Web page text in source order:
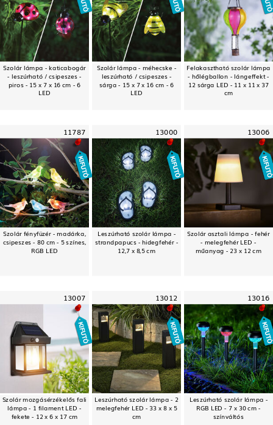
Szolár lámpa - katicabogár
- leszúrható / csipeszes -
piros - 15 x 7 x 16 cm - 6
LED
Szolár lámpa - méhecske -
leszúrható / csipeszes -
sárga - 15 x 7 x 16 cm - 6
LED
Felakasztható szolár lámpa
- hőlégballon - lángeffekt -
12 sárga LED - 11 x 11 x 37
cm
11787
Szolár fényfüzér - madárka,
csipeszes - 80 cm - 5 színes,
RGB LED
13000
Leszúrható szolár lámpa -
strandpapucs - hidegfehér -
12,7 x 8,5 cm
13006
Szolár asztali lámpa - fehér
- melegfehér LED -
műanyag - 23 x 12 cm
13007
Szolár mozgásérzékelős fali
lámpa - 1 filament LED -
fekete - 12 x 6 x 17 cm
13012
Leszúrható szolár lámpa - 2
melegfehér LED - 33 x 8 x 5
cm
13016
Leszúrható szolár lámpa -
RGB LED - 7 x 30 cm -
színváltós